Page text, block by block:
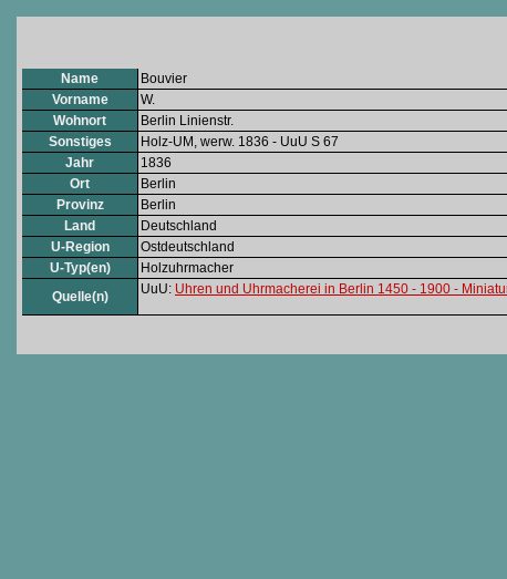
Name
Bouvier
Vorname
W.
Wohnort
Berlin Linienstr.
Sonstiges
Holz-UM, werw. 1836 - UuU S 67
Jahr
1836
Ort
Berlin
Provinz
Berlin
Land
Deutschland
U-Region
Ostdeutschland
U-Typ(en)
Holzuhrmacher
Quelle(n)
UuU: Uhren und Uhrmacherei in Berlin 1450 - 1900 -